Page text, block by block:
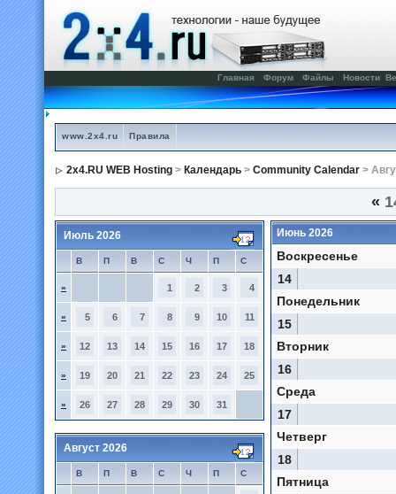
Главная Форум Файлы Новости
www.2x4.ru Правила
2x4.RU WEB Hosting > Календарь > Community Calendar >
«
Июль 2026
В П В С Ч П С
» 1 2 3 4
» 5 6 7 8 9 10 11
» 12 13 14 15 16 17 18
» 19 20 21 22 23 24 25
» 26 27 28 29 30 31
Август 2026
В П В С Ч П С
Июнь 2026
Воскресенье
14
Понедельник
15
Вторник
16
Среда
17
Четверг
18
Пятница